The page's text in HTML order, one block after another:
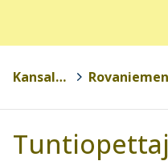
Kansalaisopistot